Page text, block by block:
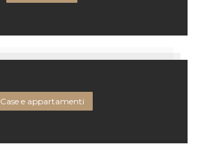
Case e appartamenti